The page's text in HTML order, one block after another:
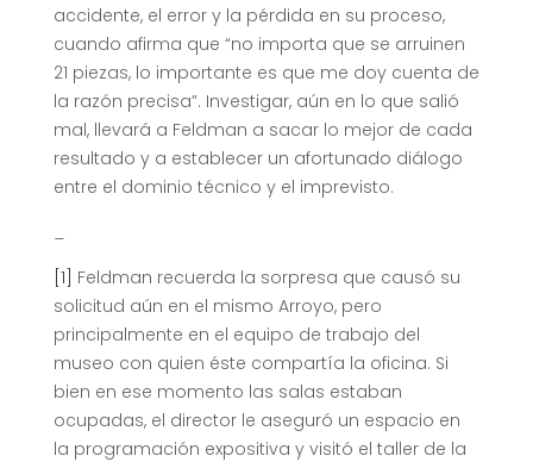
accidente, el error y la pérdida en su proceso,
cuando afirma que “no importa que se arruinen
21 piezas, lo importante es que me doy cuenta de
la razón precisa”. Investigar, aún en lo que salió
mal, llevará a Feldman a sacar lo mejor de cada
resultado y a establecer un afortunado diálogo
entre el dominio técnico y el imprevisto.
_
[1] Feldman recuerda la sorpresa que causó su
solicitud aún en el mismo Arroyo, pero
principalmente en el equipo de trabajo del
museo con quien éste compartía la oficina. Si
bien en ese momento las salas estaban
ocupadas, el director le aseguró un espacio en
la programación expositiva y visitó el taller de la